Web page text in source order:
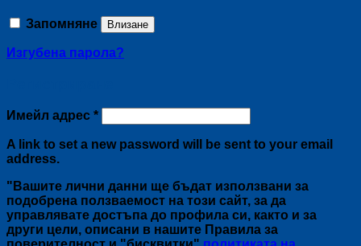
Запомняне Влизане
Изгубена парола?
Имейл адрес *Задължително
A link to set a new password will be sent to your email
address.
"Вашите лични данни ще бъдат използвани за
подобрена ползваемост на този сайт, за да
управлявате достъпа до профила си, както и за
други цели, описани в нашите Правила за